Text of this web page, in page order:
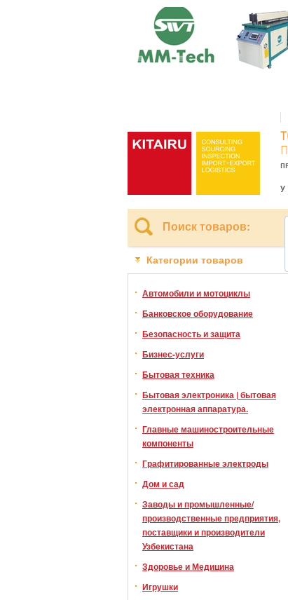
У
Поиск товаров:
Категории товаров
Автомобили и мотоциклы
Банковское оборудование
Безопасность и защита
Бизнес-услуги
Бытовая техника
Бытовая электроника | бытовая
электронная аппаратура.
Главные машиностроительные
компоненты
Графитированные электроды
Дом и сад
Заводы и промышленные/
производственные предприятия,
поставщики и производители
Узбекистана
Здоровье и Медицина
Игрушки